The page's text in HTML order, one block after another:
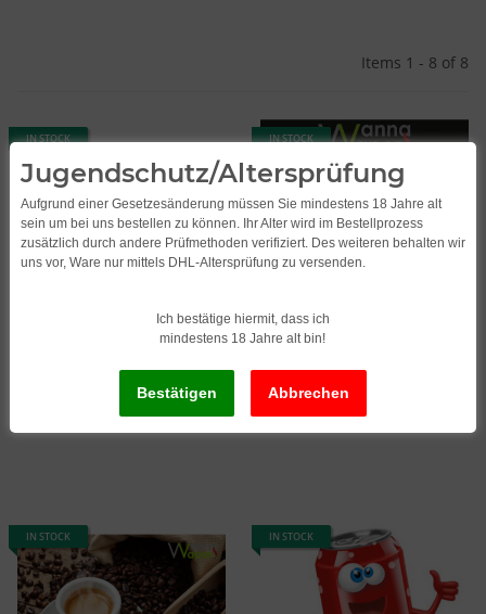
Items 1 - 8 of 8
IN STOCK
Wanna Vapor Caffe Forte
IN STOCK
Wanna Vapor Cappuccino
11,49*
1.149,00 per 1 l
IN STOCK IN STOCK
Jugendschutz/Altersprüfung
Aufgrund einer Gesetzesänderung müssen Sie mindestens 18 Jahre alt
sein um bei uns bestellen zu können. Ihr Alter wird im Bestellprozess
zusätzlich durch andere Prüfmethoden verifiziert. Des weiteren behalten wir
uns vor, Ware nur mittels DHL-Altersprüfung zu versenden.
Ich bestätige hiermit, dass ich
mindestens 18 Jahre alt bin!